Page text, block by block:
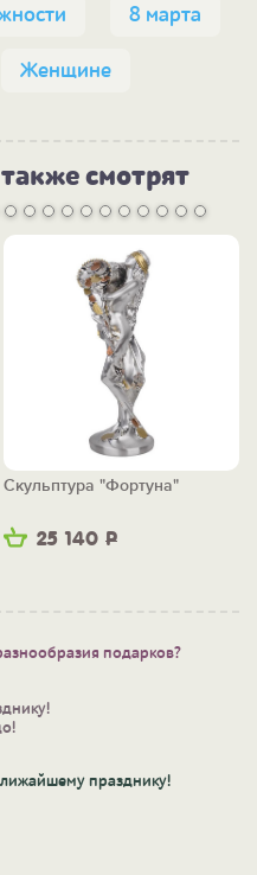
8 марта
Женщине
смотрят
25 140 Р
Скульптура "Фортуна"
подарков?
празднику!